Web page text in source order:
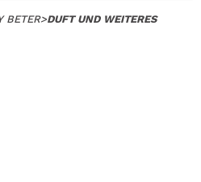
BETER>DUFT UND WEITERES